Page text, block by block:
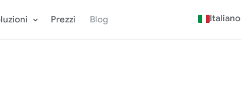
Prezzi Blog Italiano